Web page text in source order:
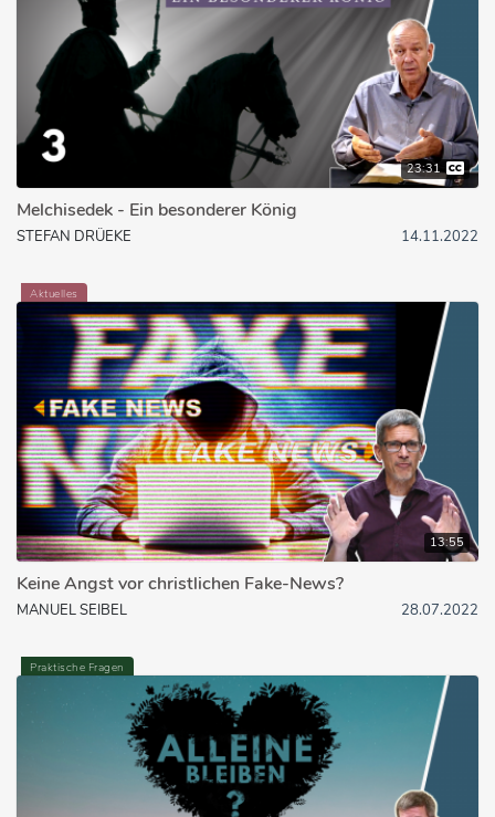
23:31
Melchisedek - Ein besonderer König
STEFAN DRÜEKE 14.11.2022
Aktuelles
13:55
Keine Angst vor christlichen Fake-News?
MANUEL SEIBEL 28.07.2022
Praktische Fragen